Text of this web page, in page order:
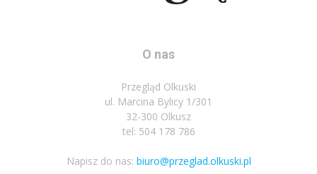
O nas
Przegląd Olkuski
ul. Marcina Bylicy 1/301
32-300 Olkusz
tel: 504 178 786
Napisz do nas: biuro@przeglad.olkuski.pl